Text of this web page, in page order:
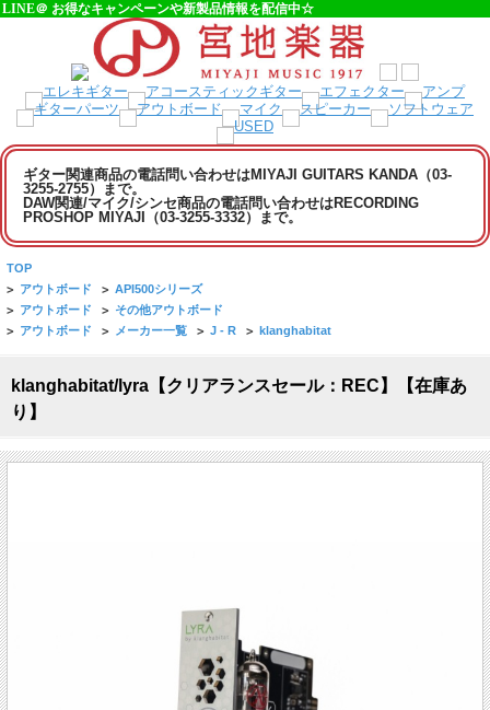
LINE＠ お得なキャンペーンや新製品情報を配信中☆
ギター関連商品の電話問い合わせはMIYAJI GUITARS KANDA（03-
3255-2755）まで。
DAW関連/マイク/シンセ商品の電話問い合わせはRECORDING
PROSHOP MIYAJI（03-3255-3332）まで。
TOP
> アウトボード > API500シリーズ
> アウトボード > その他アウトボード
> アウトボード > メーカー一覧 > J - R > klanghabitat
klanghabitat/lyra【クリアランスセール：REC】【在庫あ
り】